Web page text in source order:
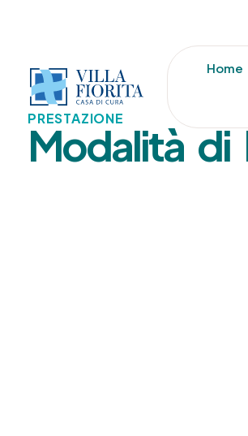
Home
PRESTAZIONE
Modalità di